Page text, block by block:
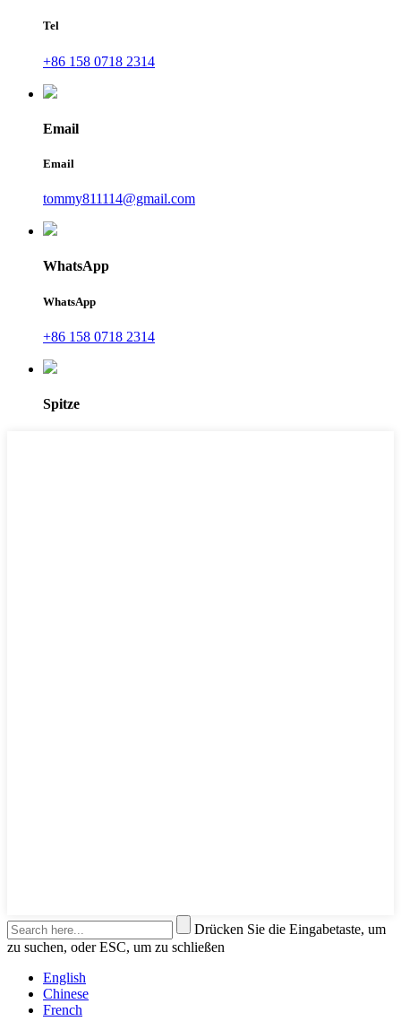
Tel
+86 158 0718 2314
Email
Email
tommy811114@gmail.com
WhatsApp
WhatsApp
+86 158 0718 2314
Spitze
Drücken Sie die Eingabetaste, um
zu suchen, oder ESC, um zu schließen
English
Chinese
French